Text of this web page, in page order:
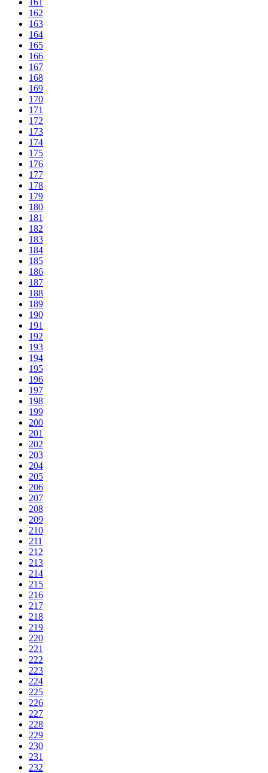
162
163
164
165
166
167
168
169
170
171
172
173
174
175
176
177
178
179
180
181
182
183
184
185
186
187
188
189
190
191
192
193
194
195
196
197
198
199
200
201
202
203
204
205
206
207
208
209
210
211
212
213
214
215
216
217
218
219
220
221
222
223
224
225
226
227
228
229
230
231
232